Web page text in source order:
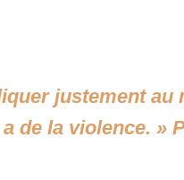
justement
de la violence. »